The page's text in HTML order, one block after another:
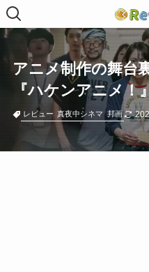
アニメ制作の舞台
『ハケンアニメ！
レビュー 真夜中シネマ 邦画